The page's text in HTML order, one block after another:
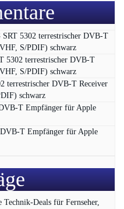
SRT 5302 terrestrischer DVB-T
S/PDIF) schwarz
5302 terrestrischer DVB-T
S/PDIF) schwarz
terrestrischer DVB-T Receiver
schwarz
T Empfänger für Apple
T Empfänger für Apple
Deals für Fernseher,